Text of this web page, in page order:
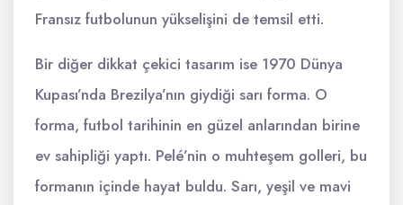
Fransız futbolunun yükselişini de temsil etti.
Bir diğer dikkat çekici tasarım ise 1970 Dünya
Kupası’nda Brezilya’nın giydiği sarı forma. O
forma, futbol tarihinin en güzel anlarından birine
ev sahipliği yaptı. Pelé’nin o muhteşem golleri, bu
formanın içinde hayat buldu. Sarı, yeşil ve mavi